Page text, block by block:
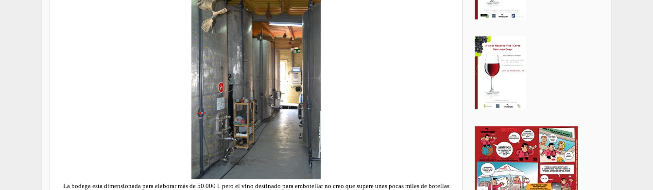
La bodega esta dimensionada para elaborar más de 50.000 l. pero el vino destinado para embotellar no creo que supere unas pocas miles de botellas